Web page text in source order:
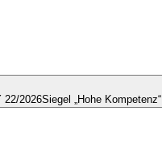
22/2026Siegel „Hohe Kompetenz“